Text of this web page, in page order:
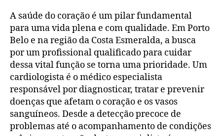
A saúde do coração é um pilar fundamental
para uma vida plena e com qualidade. Em Porto
Belo e na região da Costa Esmeralda, a busca
por um profissional qualificado para cuidar
dessa vital função se torna uma prioridade. Um
cardiologista é o médico especialista
responsável por diagnosticar, tratar e prevenir
doenças que afetam o coração e os vasos
sanguíneos. Desde a detecção precoce de
problemas até o acompanhamento de condições